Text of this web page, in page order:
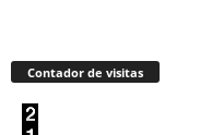
Contador de visitas